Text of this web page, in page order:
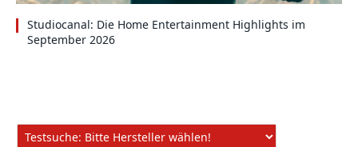
Studiocanal: Die Home Entertainment Highlights im
September 2026